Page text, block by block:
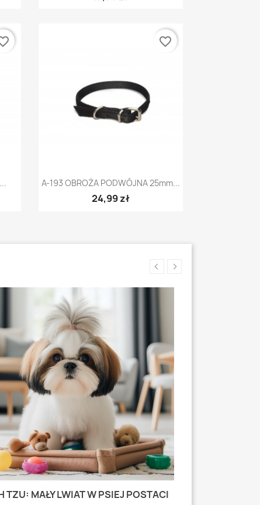
Szybki podgląd
A-193 OBROŻA PODWÓJNA 25mm...
24,99 zł
favorite_border
TZU: MAŁY LWIAT W PSIEJ POSTACI